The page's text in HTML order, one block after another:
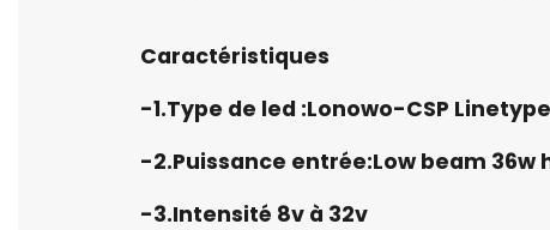
Caractéristiques
-1.Type de led :Lonowo-CSP
-2.Puissance entrée:Low beam 36w
-3.Intensité 8v à 32v